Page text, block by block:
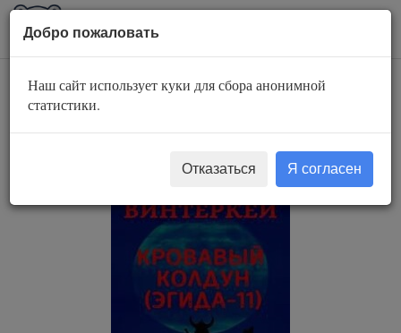
AuBook.org
Кровавый колдун
Добро пожаловать
Наш сайт использует куки для сбора анонимной
статистики.
Отказаться Я согласен